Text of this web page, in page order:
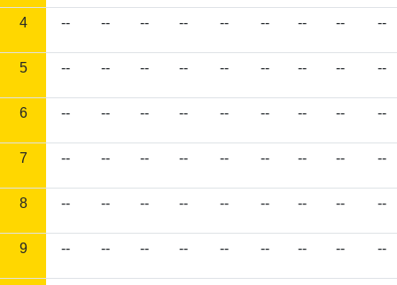
4 -- -- -- -- -- -- -- -- --
5 -- -- -- -- -- -- -- -- --
6 -- -- -- -- -- -- -- -- --
7 -- -- -- -- -- -- -- -- --
8 -- -- -- -- -- -- -- -- --
9 -- -- -- -- -- -- -- -- --